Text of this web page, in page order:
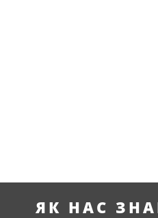
ЯК НАС